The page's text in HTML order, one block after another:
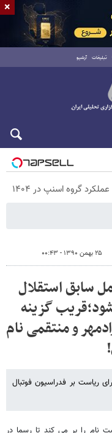
تبلیغات آرشیو
گروه اسنپ در ۱۴۰۴
۲۵ بهمن ۱۳۹۰ - ۰۰:۴۳
سابق استقلال
گزینه
و منتقمی نام
ریاست بر فدراسیون فوتبال
نام را پر می کند تا رسما در
×